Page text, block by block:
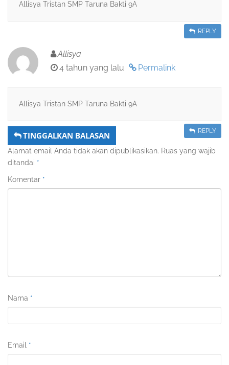
Allisya Tristan SMP Taruna Bakti 9A
REPLY
Allisya
4 tahun yang lalu
Permalink
Allisya Tristan SMP Taruna Bakti 9A
REPLY
TINGGALKAN BALASAN
Alamat email Anda tidak akan dipublikasikan. Ruas yang wajib
ditandai *
Komentar *
Nama *
Email *